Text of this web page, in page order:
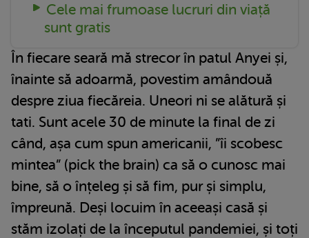
Cele mai frumoase lucruri din viață
sunt gratis
În fiecare seară mă strecor în patul Anyei și,
înainte să adoarmă, povestim amândouă
despre ziua fiecăreia. Uneori ni se alătură și
tati. Sunt acele 30 de minute la final de zi
când, așa cum spun americanii, ”îi scobesc
mintea” (pick the brain) ca să o cunosc mai
bine, să o înțeleg și să fim, pur și simplu,
împreună. Deși locuim în aceeași casă și
stăm izolați de la începutul pandemiei, și toți